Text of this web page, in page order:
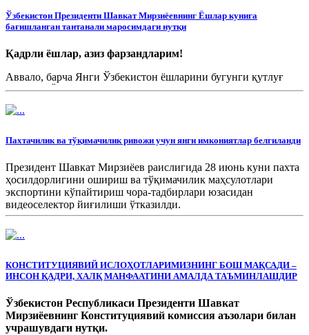
Ўзбекистон Президенти Шавкат Мирзиёевнинг Ёшлар кунига
бағишланган тантанали маросимдаги нутқи
Қадрли ёшлар, азиз фарзандларим!
Аввало, барча Янги Ўзбекистон ёшларини бугунги қутлуғ
байрам – Ёшлар куни билан чин қалбимдан муборакбод
этаман.
Пахтачилик ва тўқимачилик ривожи учун янги имкониятлар белгиланди
Президент Шавкат Мирзиёев раислигида 28 июнь куни пахта
ҳосилдорлигини ошириш ва тўқимачилик маҳсулотлари
экспортини кўпайтириш чора-тадбирлари юзасидан
видеоселектор йиғилиши ўтказилди.
КОНСТИТУЦИЯВИЙ ИСЛОҲОТЛАРИМИЗНИНГ БОШ МАҚСАДИ –
ИНСОН ҚАДРИ, ХАЛҚ МАНФААТИНИ АМАЛДА ТАЪМИНЛАШДИР
Ўзбекистон Республикаси Президенти Шавкат
Мирзиёевнинг Конституциявий комиссия аъзолари билан
учрашувдаги нутқи.